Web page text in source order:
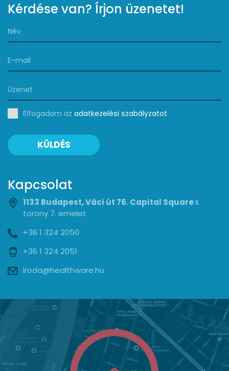
Kérdése van? Írjon üzenetet!
Elfogadom az adatkezelési szabályzatot
KÜLDÉS
Kapcsolat
1133 Budapest, Váci út 76. Capital SquareII.
torony 7. emelet
+36 1 324 2050
+36 1 324 2051
iroda@healthware.hu